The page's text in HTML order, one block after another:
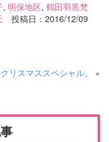
, 明保地区, 鶴田羽黒梵
投稿日：2016/12/09
リスマススペシャル。
»